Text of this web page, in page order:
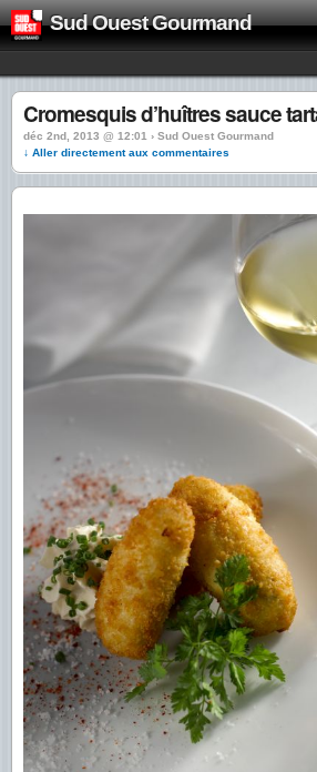
Sud Ouest Gourmand
Cromesquis d’huîtres sauce
déc 2nd, 2013 @ 12:01 › Sud Ouest Gourmand
↓ Aller directement aux commentaires